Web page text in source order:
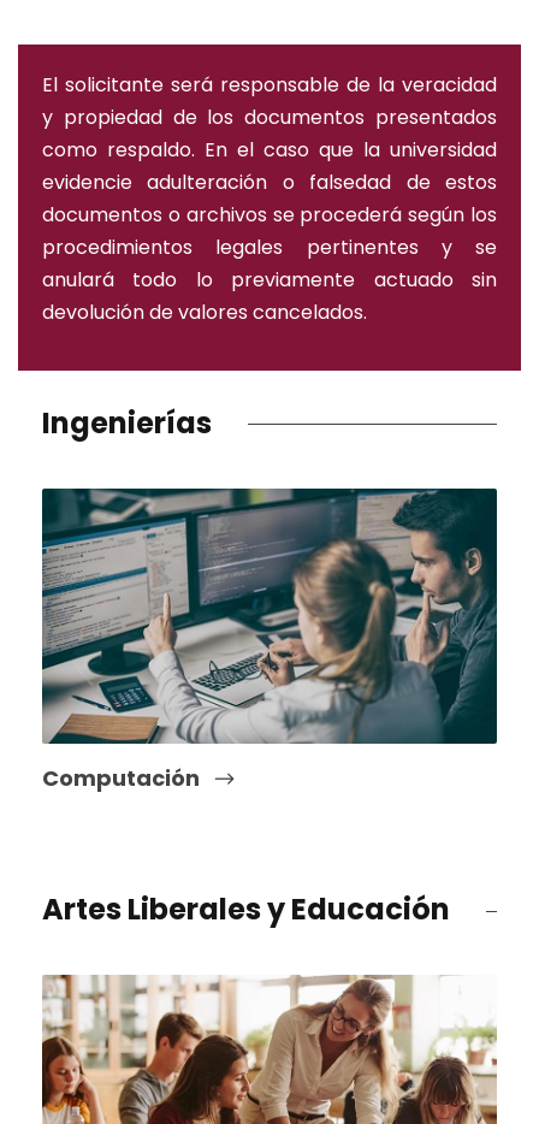
El solicitante será responsable de la veracidad
y propiedad de los documentos presentados
como respaldo. En el caso que la universidad
evidencie adulteración o falsedad de estos
documentos o archivos se procederá según los
procedimientos legales pertinentes y se
anulará todo lo previamente actuado sin
devolución de valores cancelados.
Ingenierías
Computación
Artes Liberales y Educación